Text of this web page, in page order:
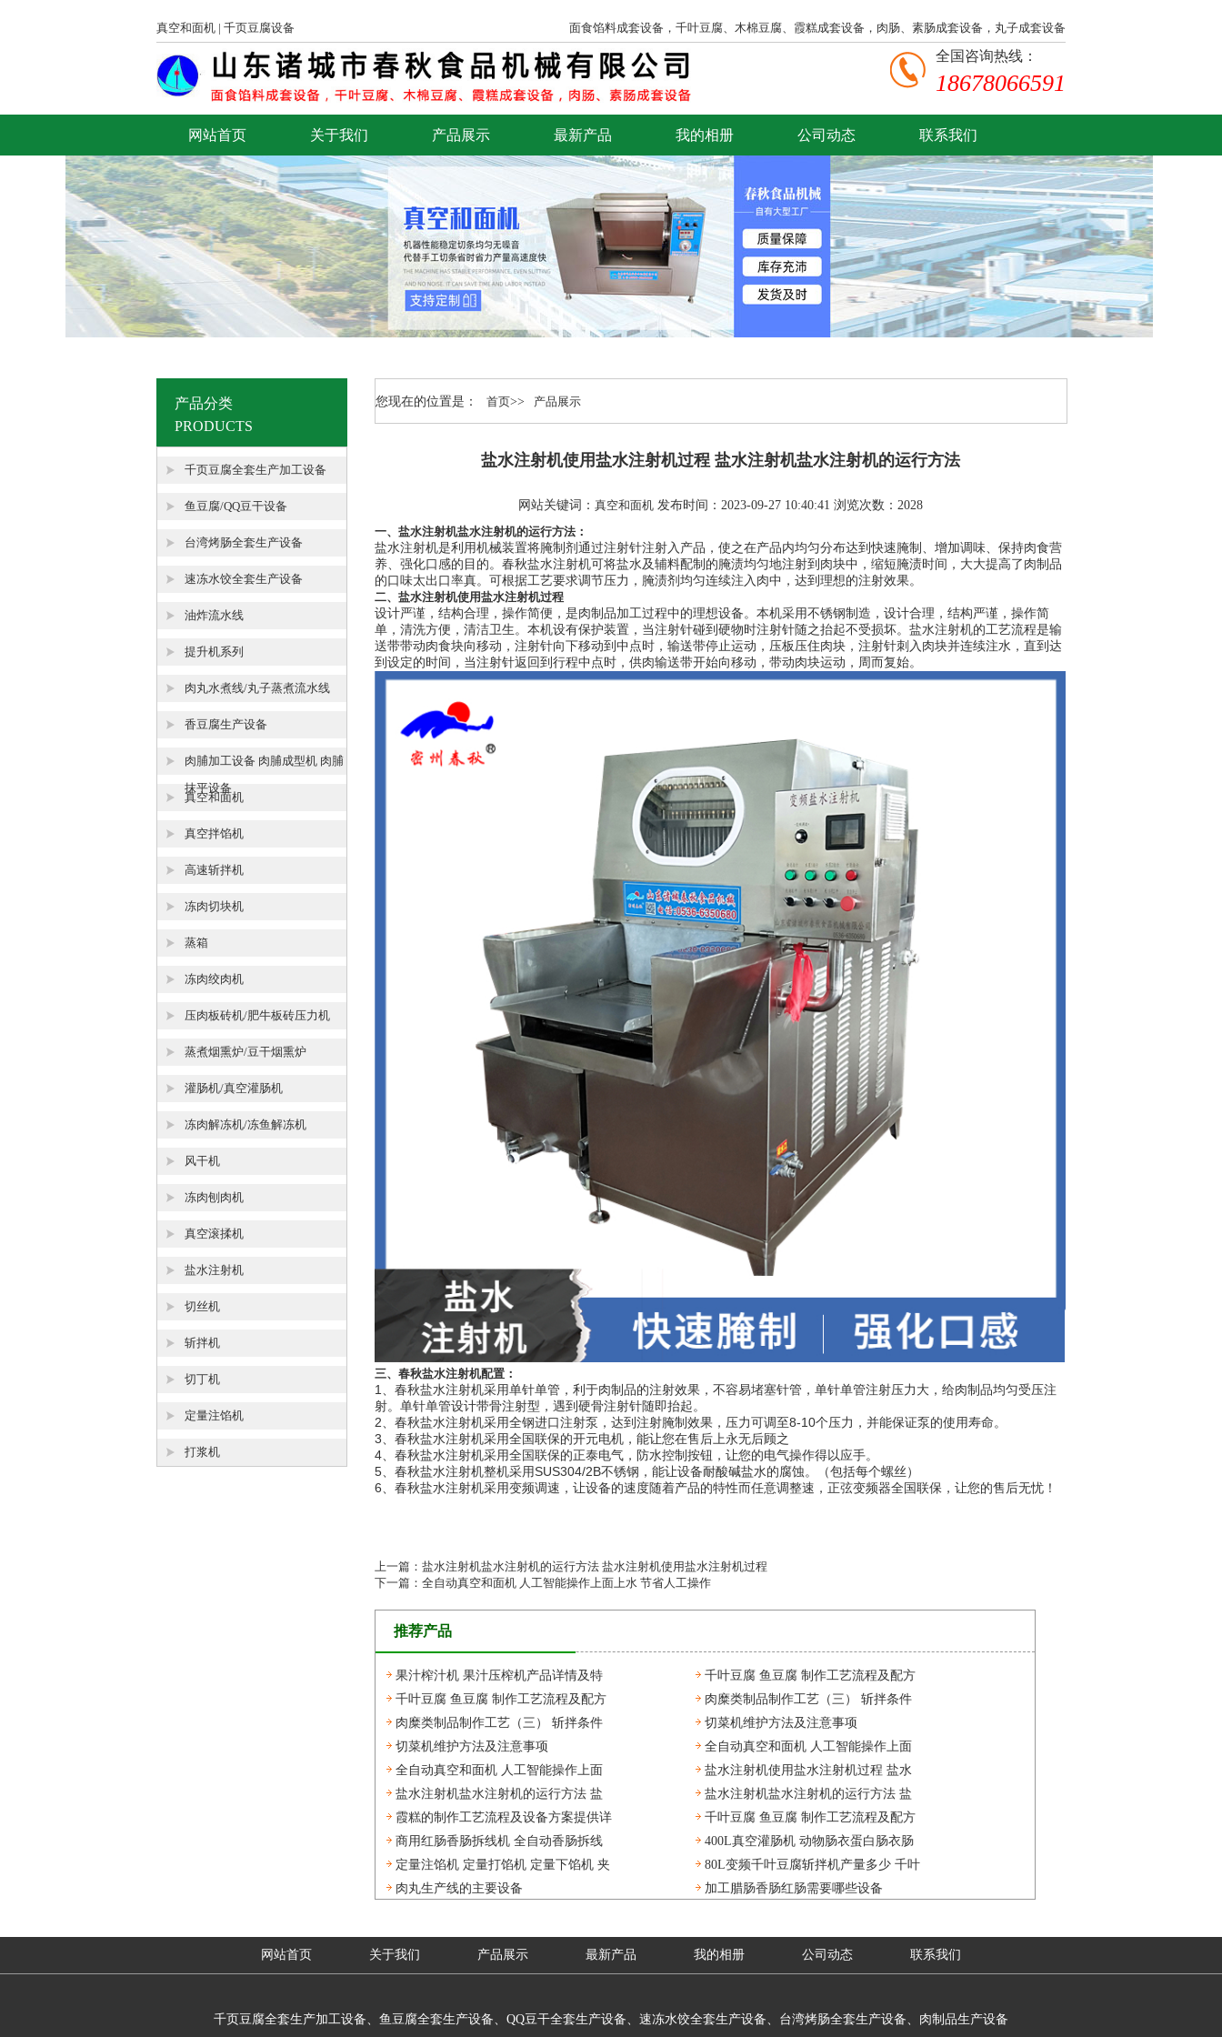
面食馅料成套设备，千叶豆腐、木棉豆腐、霞糕成套设备，肉肠、素肠成套设备，丸子成套设备
真空和面机 | 千页豆腐设备
全国咨询热线：
18678066591
网站首页 关于我们 产品展示 最新产品 我的相册 公司动态 联系我们
产品分类
PRODUCTS
千页豆腐全套生产加工设备
鱼豆腐/QQ豆干设备
台湾烤肠全套生产设备
速冻水饺全套生产设备
油炸流水线
提升机系列
肉丸水煮线/丸子蒸煮流水线
香豆腐生产设备
肉脯加工设备 肉脯成型机 肉脯
抹平设备
真空和面机
真空拌馅机
高速斩拌机
冻肉切块机
蒸箱
冻肉绞肉机
压肉板砖机/肥牛板砖压力机
蒸煮烟熏炉/豆干烟熏炉
灌肠机/真空灌肠机
冻肉解冻机/冻鱼解冻机
风干机
冻肉刨肉机
真空滚揉机
盐水注射机
切丝机
斩拌机
切丁机
定量注馅机
打浆机
您现在的位置是： 首页>> 产品展示
盐水注射机使用盐水注射机过程 盐水注射机盐水注射机的运行方法
网站关键词： 真空和面机发布时间：2023-09-27 10:40:41 浏览次数：2028
一、盐水注射机盐水注射机的运行方法：
盐水注射机是利用机械装置将腌制剂通过注射针注射入产品，使之在产品内均匀分布达到快速腌制、增加调味、保持肉食营
养、强化口感的目的。春秋盐水注射机可将盐水及辅料配制的腌渍均匀地注射到肉块中，缩短腌渍时间，大大提高了肉制品
的口味太出口率真。可根据工艺要求调节压力，腌渍剂均匀连续注入肉中，达到理想的注射效果。
二、盐水注射机使用盐水注射机过程
设计严谨，结构合理，操作简便，是肉制品加工过程中的理想设备。本机采用不锈钢制造，设计合理，结构严谨，操作简
单，清洗方便，清洁卫生。本机设有保护装置，当注射针碰到硬物时注射针随之抬起不受损坏。盐水注射机的工艺流程是输
送带带动肉食块向移动，注射针向下移动到中点时，输送带停止运动，压板压住肉块，注射针刺入肉块并连续注水，直到达
到设定的时间，当注射针返回到行程中点时，供肉输送带开始向移动，带动肉块运动，周而复始。
三、春秋盐水注射机配置：
1、春秋盐水注射机采用单针单管，利于肉制品的注射效果，不容易堵塞针管，单针单管注射压力大，给肉制品均匀受压注
射。单针单管设计带骨注射型，遇到硬骨注射针随即抬起。
2、春秋盐水注射机采用全钢进口注射泵，达到注射腌制效果，压力可调至8-10个压力，并能保证泵的使用寿命。
3、春秋盐水注射机采用全国联保的开元电机，能让您在售后上永无后顾之
4、春秋盐水注射机采用全国联保的正泰电气，防水控制按钮，让您的电气操作得以应手。
5、春秋盐水注射机整机采用SUS304/2B不锈钢，能让设备耐酸碱盐水的腐蚀。（包括每个螺丝）
6、春秋盐水注射机采用变频调速，让设备的速度随着产品的特性而任意调整速，正弦变频器全国联保，让您的售后无忧！
上一篇： 盐水注射机盐水注射机的运行方法 盐水注射机使用盐水注射机过程
下一篇： 全自动真空和面机 人工智能操作上面上水 节省人工操作
推荐产品
果汁榨汁机 果汁压榨机产品详情及特
点
千叶豆腐 鱼豆腐 制作工艺流程及配方
千叶豆腐 鱼豆腐 制作工艺流程及配方
肉糜类制品制作工艺（三） 斩拌条件
对斩拌效果的影响
肉糜类制品制作工艺（三） 斩拌条件
对斩拌效果的影响
切菜机维护方法及注意事项
切菜机维护方法及注意事项
全自动真空和面机 人工智能操作上面
上水 节省人工操作
全自动真空和面机 人工智能操作上面
上水 节省人工操作
盐水注射机使用盐水注射机过程 盐水
注射机盐水注射机的运行方法
盐水注射机盐水注射机的运行方法 盐
水注射机使用盐水注射机过程
盐水注射机盐水注射机的运行方法 盐
水注射机使用盐水注射机过程
霞糕的制作工艺流程及设备方案提供详
情
千叶豆腐 鱼豆腐 制作工艺流程及配方
商用红肠香肠拆线机 全自动香肠拆线
设备 台湾烤肠拆线机
400L真空灌肠机 动物肠衣蛋白肠衣肠
类灌装设备
定量注馅机 定量打馅机 定量下馅机 夹
心面包水饺钎子打馅机
80L变频千叶豆腐斩拌机产量多少 千叶
豆腐斩拌机 豆制品斩拌设备
肉丸生产线的主要设备 加工腊肠香肠红肠需要哪些设备
网站首页 关于我们 产品展示 最新产品 我的相册 公司动态 联系我们
千页豆腐全套生产加工设备、鱼豆腐全套生产设备、QQ豆干全套生产设备、速冻水饺全套生产设备、台湾烤肠全套生产设备、肉制品生产设备